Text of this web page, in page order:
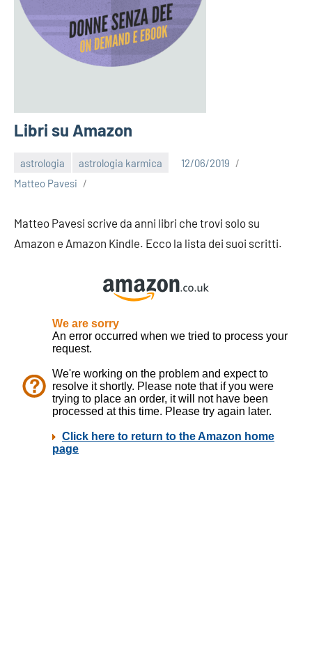
Libri su Amazon
astrologia astrologia karmica
12/06/2019
Matteo Pavesi
Matteo Pavesi scrive da anni libri che trovi solo su
Amazon e Amazon Kindle. Ecco la lista dei suoi scritti.